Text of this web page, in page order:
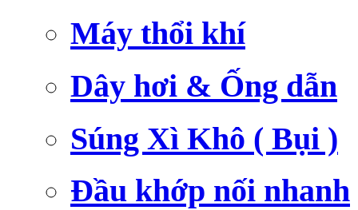
Máy thổi khí
Dây hơi & Ống dẫn
Súng Xì Khô ( Bụi )
Đầu khớp nối nhanh